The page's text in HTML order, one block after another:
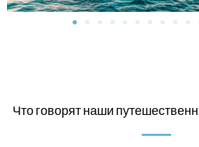
Что говорят наши